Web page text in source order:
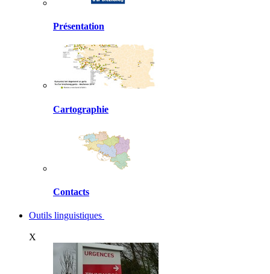
Présentation
Cartographie
Contacts
Outils linguistiques
X